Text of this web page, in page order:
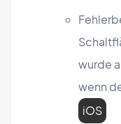
wurde
wenn
iOS